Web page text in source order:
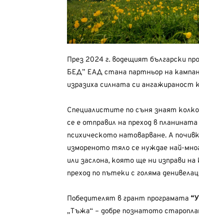
През 2024 г. водещият български
БЕД” ЕАД стана партньор на
изразиха силната си
Специалистите по съня знаят
се е отправил на преход в
психическото натоварване. А
измореното тяло се нуждае най-
или заслона, която ще ни изправи
преход по пътеки с голяма
Победителят в грант програмата
„Тъжа“ – добре познатото